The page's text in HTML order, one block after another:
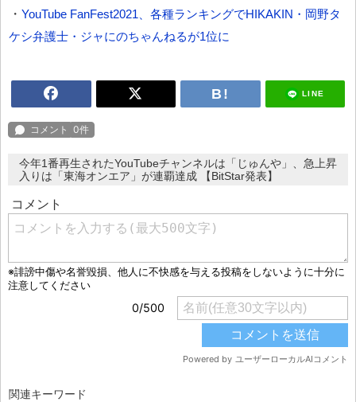
・ YouTube FanFest2021、各種ランキングでHIKAKIN・岡野タ
ケシ弁護士・ジャにのちゃんねるが1位に
LINE
今年1番再生されたYouTubeチャンネルは「じゅんや」、急上昇
入りは「東海オンエア」が連覇達成 【BitStar発表】
関連キーワード